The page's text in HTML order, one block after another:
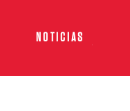
NOTICIAS